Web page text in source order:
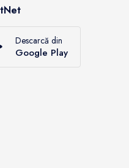
Descarcă din
Google Play